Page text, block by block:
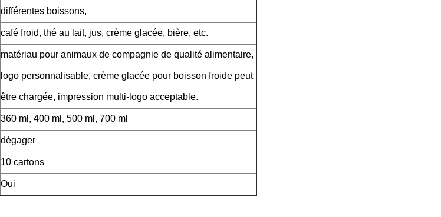
différentes boissons,
café froid, thé au lait, jus, crème glacée, bière, etc.
matériau pour animaux de compagnie de qualité alimentaire,
logo personnalisable, crème glacée pour boisson froide peut
être chargée, impression multi-logo acceptable.
360 ml, 400 ml, 500 ml, 700 ml
dégager
10 cartons
Oui